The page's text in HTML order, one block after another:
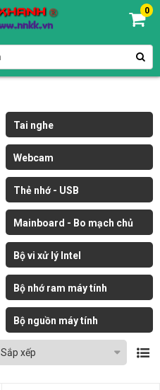
0
Tai nghe
Webcam
Thẻ nhớ - USB
Mainboard - Bo mạch chủ
Bộ vi xử lý Intel
Bộ nhớ ram máy tính
Bộ nguồn máy tính
Sắp xếp